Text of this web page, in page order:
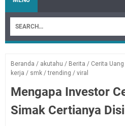
Beranda / akutahu / Berita / Cerita Uang
kerja / smk /trending / viral
Mengapa Investor
Simak Certianya